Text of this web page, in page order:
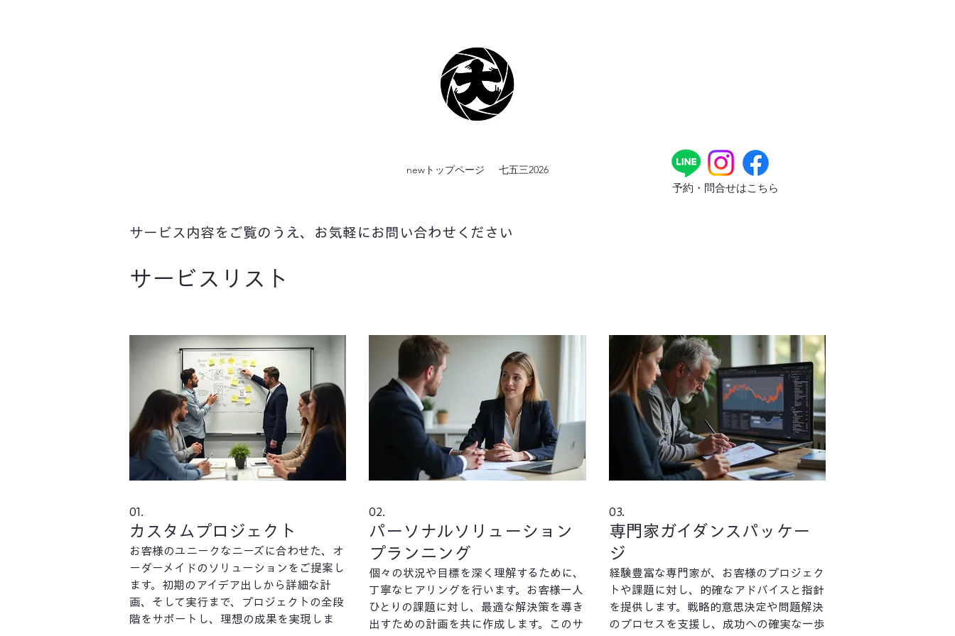
newトップページ 七五三2026
​予約・問合せはこちら
サービス内容をご覧のうえ、お気軽にお問い合わせください
サービスリスト
01.
カスタムプロジェクト
お客様のユニークなニーズに合わせた、オ
ーダーメイドのソリューションをご提案し
ます。初期のアイデア出しから詳細な計
画、そして実行まで、プロジェクトの全段
階をサポートし、理想の成果を実現しま
02.
パーソナルソリューション
プランニング
個々の状況や目標を深く理解するために、
丁寧なヒアリングを行います。お客様一人
ひとりの課題に対し、最適な解決策を導き
出すための計画を共に作成します。このサ
03.
専門家ガイダンスパッケー
ジ
経験豊富な専門家が、お客様のプロジェク
トや課題に対し、的確なアドバイスと指針
を提供します。戦略的意思決定や問題解決
のプロセスを支援し、成功への確実な一歩